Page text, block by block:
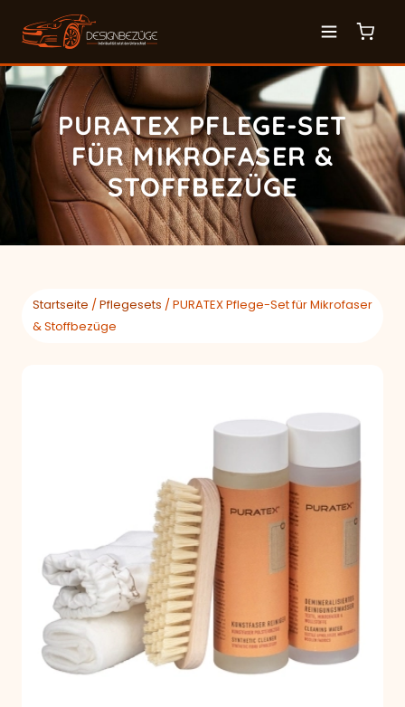
PURATEX PFLEGE-SET
FÜR MIKROFASER &
STOFFBEZÜGE
Startseite /Pflegesets / PURATEX Pflege-Set für Mikrofaser
& Stoffbezüge